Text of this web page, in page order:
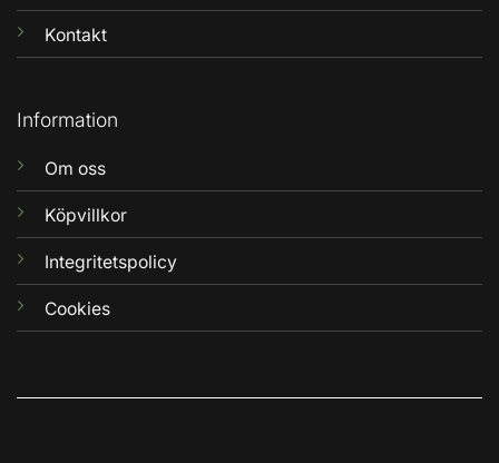
Kontakt
Information
Om oss
Köpvillkor
Integritetspolicy
Cookies